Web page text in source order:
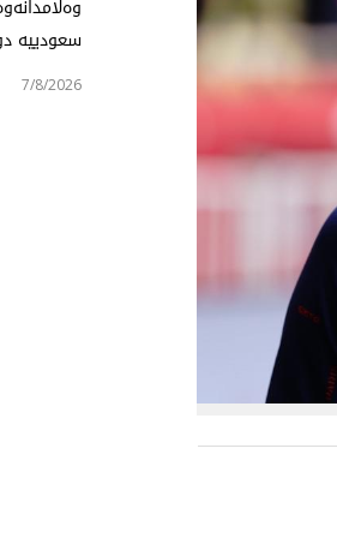
سعودییە
7/8/2026